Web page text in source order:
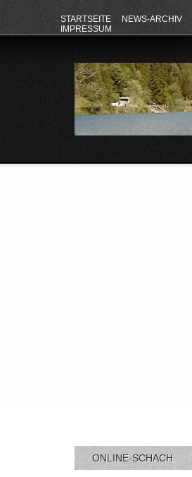
STARTSEITE NEWS-ARCHIV
IMPRESSUM
ONLINE-SCHACH